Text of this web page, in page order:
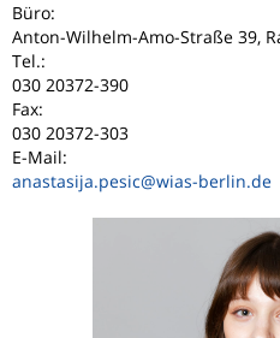
Büro:
Anton-Wilhelm-Amo-Straße 39,
Tel.:
030 20372-390
Fax:
030 20372-303
E-Mail:
anastasija.pesic@wias-berlin.de